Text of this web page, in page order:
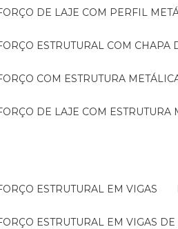
DE LAJE COM PERFIL
ESTRUTURAL COM CHAPA
COM ESTRUTURA
DE LAJE COM ESTRUTURA
ESTRUTURAL EM VIGAS
ESTRUTURAL EM VIGAS